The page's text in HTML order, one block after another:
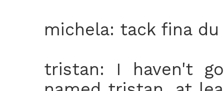
michela: tack fina du
tristan: I haven't